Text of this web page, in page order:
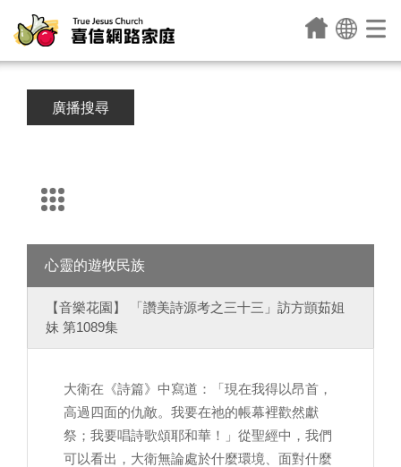
廣播搜尋
心靈的遊牧民族
【音樂花園】 「讚美詩源考之三十三」訪方顗茹姐
妹 第1089集
大衛在《詩篇》中寫道：「現在我得以昂首，
高過四面的仇敵。我要在祂的帳幕裡歡然獻
祭；我要唱詩歌頌耶和華！」從聖經中，我們
可以看出，大衛無論處於什麼環境、面對什麼